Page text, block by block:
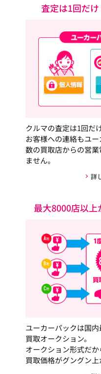
査定は1回だ
クルマの査定は1回だ
お客様への連絡もユ
数の買取店からの営
ません。
詳
最大8000店以上
ユーカーパックは国
買取オークション。
オークション形式だか
買取価格がグングン上